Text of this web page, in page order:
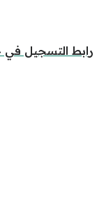
رابط التسجيل